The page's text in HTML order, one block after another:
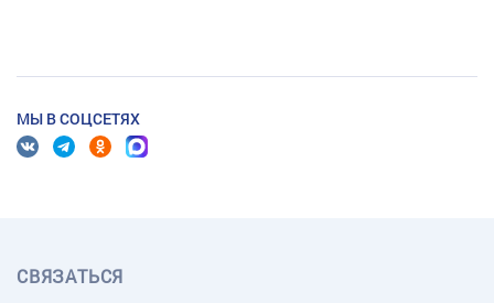
МЫ В СОЦСЕТЯХ
СВЯЗАТЬСЯ